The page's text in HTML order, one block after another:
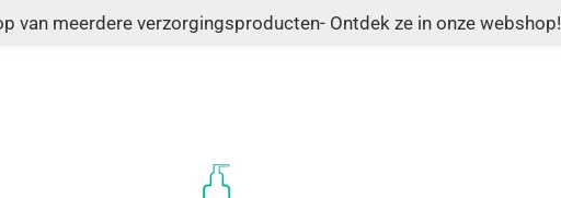
van meerdere verzorgingsproducten- Ontdek ze in onze webshop!